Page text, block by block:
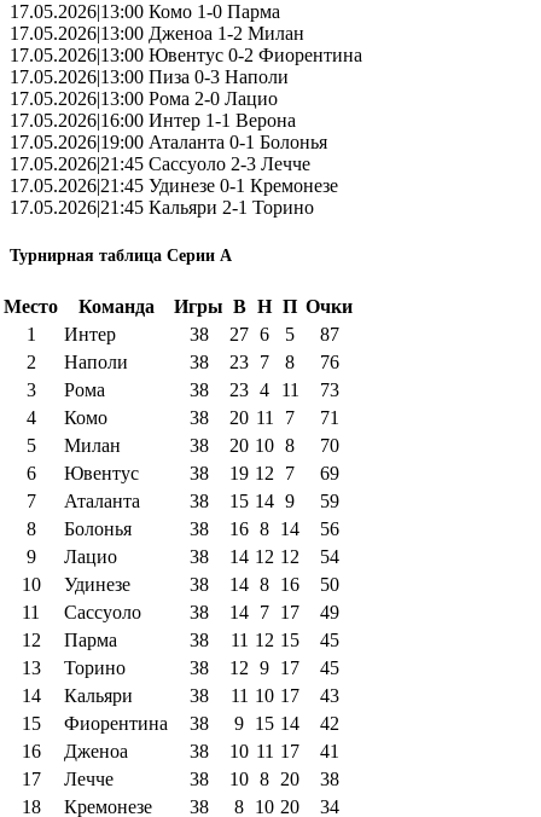
17.05.2026|13:00 Комо 1-0 Парма
17.05.2026|13:00 Дженоа 1-2 Милан
17.05.2026|13:00 Ювентус 0-2 Фиорентина
17.05.2026|13:00 Пиза 0-3 Наполи
17.05.2026|13:00 Рома 2-0 Лацио
17.05.2026|16:00 Интер 1-1 Верона
17.05.2026|19:00 Аталанта 0-1 Болонья
17.05.2026|21:45 Сассуоло 2-3 Лечче
17.05.2026|21:45 Удинезе 0-1 Кремонезе
17.05.2026|21:45 Кальяри 2-1 Торино
Турнирная таблица Серии А
Место Команда Игры В Н П Очки
1
Интер 38 27 6 5
87
2
Наполи 38 23 7 8
76
3
Рома 38 23 4 11
73
4
Комо 38 20 11 7
71
5
Милан 38 20 10 8
70
6
Ювентус 38 19 12 7
69
7
Аталанта 38 15 14 9
59
8
Болонья 38 16 8 14
56
9
Лацио 38 14 12 12
54
10
Удинезе 38 14 8 16
50
11
Сассуоло 38 14 7 17
49
12
Парма 38 11 12 15
45
13
Торино 38 12 9 17
45
14
Кальяри 38 11 10 17
43
15
Фиорентина 38 9 15 14
42
16
Дженоа 38 10 11 17
41
17
Лечче 38 10 8 20
38
18
Кремонезе 38 8 10 20 34